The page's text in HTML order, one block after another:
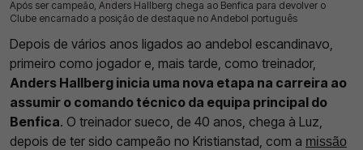
Após ser campeão, Anders Hallberg chega ao Benfica para devolver o
Clube encarnado a posição de destaque no Andebol português
10 Jul 2026 | 12:32 | 0
Depois de vários anos ligados ao andebol escandinavo,
primeiro como jogador e, mais tarde, como treinador,
Anders Hallberg inicia uma nova etapa na carreira ao
assumir o comando técnico da equipa principal do
Benfica. O treinador sueco, de 40 anos, chega à Luz,
depois de ter sido campeão no Kristianstad, com a missão